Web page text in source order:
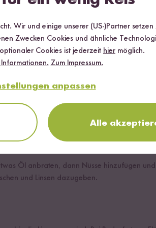
waschen.
Öl anbraten, dann Nüsse hinzufügen
und Linsen dazugeben.
Wir und einige unserer (US-)Partner
Zwecken Cookies und ähnliche
Cookies ist jederzeit hier möglich.
Zum Impressum.
anpassen
Alle